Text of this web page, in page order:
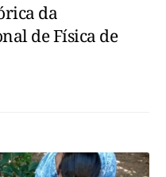
da
de Física de